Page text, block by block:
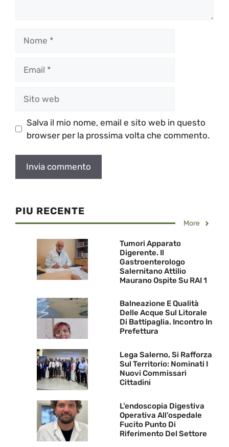
web
Salva il mio nome, email e sito web in questo
browser per la prossima volta che commento.
PIU RECENTE
More
Tumori Apparato
Digerente. Il
Gastroenterologo
Salernitano Attilio
Maurano Ospite Su RAI 1
Balneazione E Qualità
Delle Acque Sul Litorale
Di Battipaglia. Incontro In
Prefettura
Lega Salerno, Si Rafforza
Sul Territorio: Nominati I
Nuovi Commissari
Cittadini
L’endoscopia Digestiva
Operativa All’ospedale
Fucito Punto Di
Riferimento Del Settore